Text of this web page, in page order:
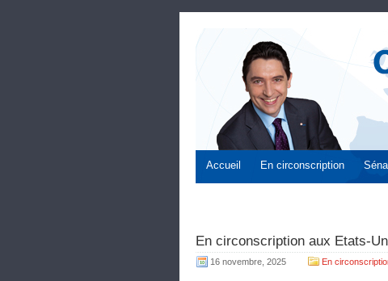
Accueil En circonscription
En circonscription aux Etats-
16 novembre, 2025 En